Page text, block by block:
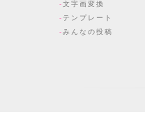
文字画変換
テンプレート
みんなの投稿